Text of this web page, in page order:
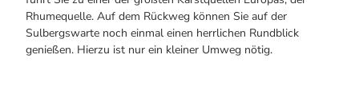
Rhumequelle. Auf dem Rückweg können Sie auf der
Sulbergswarte noch einmal einen herrlichen Rundblick
genießen. Hierzu ist nur ein kleiner Umweg nötig.